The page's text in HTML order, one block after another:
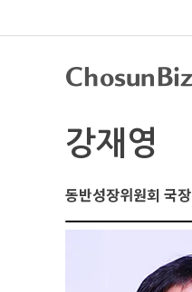
강재영
동반성장위원회 국장